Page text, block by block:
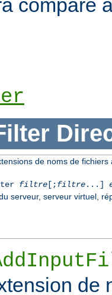
comparé
de noms de
filtre[;filtre...]
serveur, serveur virtuel,
de